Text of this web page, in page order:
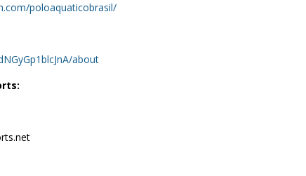
poloaquaticobrasil/
about